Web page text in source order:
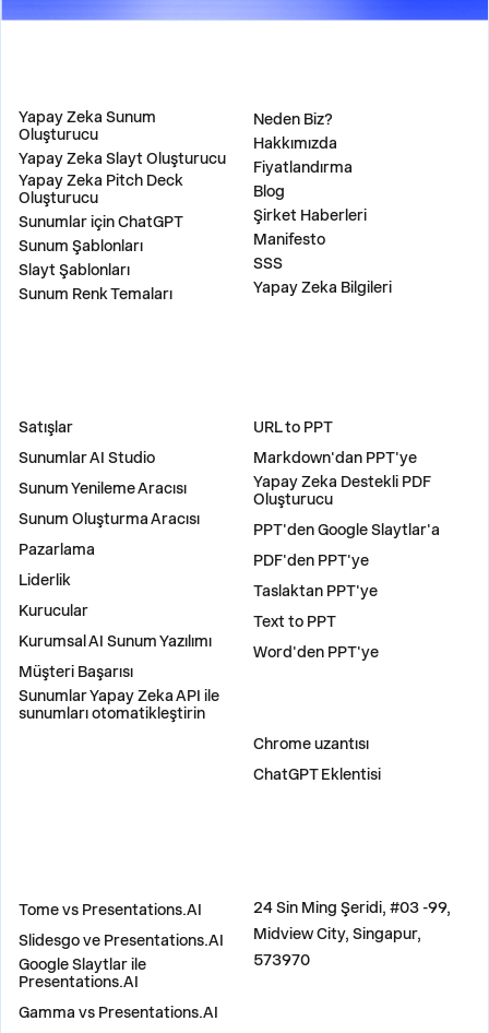
Yapay Zeka Sunum
Oluşturucu
Yapay Zeka Slayt Oluşturucu
Yapay Zeka Pitch Deck
Oluşturucu
Sunumlar için ChatGPT
Sunum Şablonları
Slayt Şablonları
Sunum Renk Temaları
Neden Biz?
Hakkımızda
Fiyatlandırma
Blog
Şirket Haberleri
Manifesto
SSS
Yapay Zeka Bilgileri
Satışlar
Sunumlar AI Studio
Sunum Yenileme Aracısı
Sunum Oluşturma Aracısı
Pazarlama
Liderlik
Kurucular
Kurumsal AI Sunum Yazılımı
Müşteri Başarısı
Sunumlar Yapay Zeka API ile
sunumları otomatikleştirin
URL to PPT
Markdown'dan PPT'ye
Yapay Zeka Destekli PDF
Oluşturucu
PPT'den Google Slaytlar'a
PDF'den PPT'ye
Taslaktan PPT'ye
Text to PPT
Word'den PPT'ye
Chrome uzantısı
ChatGPT Eklentisi
Tome vs Presentations.AI
Slidesgo ve Presentations.AI
Google Slaytlar ile
Presentations.AI
Gamma vs Presentations.AI
24 Sin Ming Şeridi, #03 -99,
Midview City, Singapur,
573970